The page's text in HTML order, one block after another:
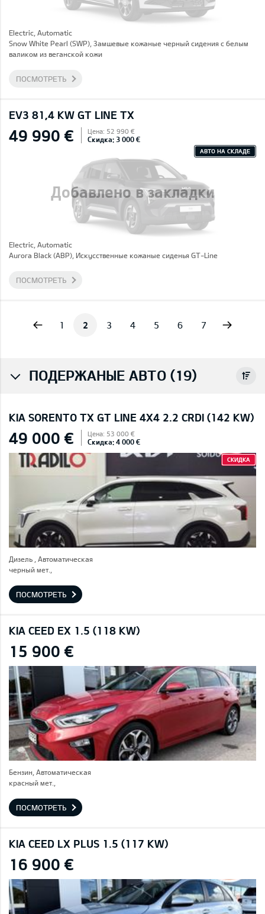
Electric, Automatic
Snow White Pearl (SWP), Замшевые кожаные черный сидения с белым
валиком из веганской кожи
ПОСМОТРЕТЬ
EV3 81,4 KW GT LINE TX
Добавлено в закладки
49 990 € Цена: 52 990 €
Скидка: 3 000 €
АВТО НА СКЛАДЕ
Electric, Automatic
Aurora Black (ABP), Искусственные кожаные сиденья GT-Line
ПОСМОТРЕТЬ
1 2 3 4 5 6 7
ПОДЕРЖАНЫЕ АВТО (19)
KIA SORENTO TX GT LINE 4X4 2.2 CRDI (142 KW)
49 000 € Цена: 53 000 €
Скидка: 4 000 €
СКИДКА
Дизель , Автоматическая
черный мет.,
ПОСМОТРЕТЬ
KIA CEED EX 1.5 (118 KW)
15 900 €
Бензин, Автоматическая
красный мет.,
ПОСМОТРЕТЬ
KIA CEED LX PLUS 1.5 (117 KW)
16 900 €